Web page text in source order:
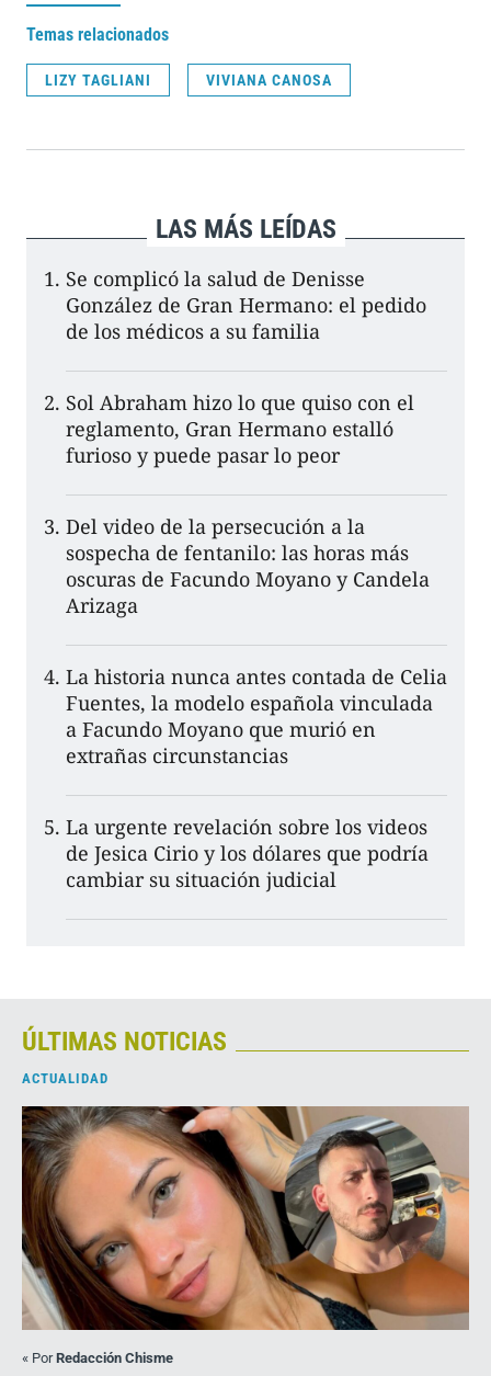
Temas relacionados
LIZY TAGLIANI VIVIANA CANOSA
LAS MÁS LEÍDAS
Se complicó la salud de Denisse
González de Gran Hermano: el pedido
de los médicos a su familia
Sol Abraham hizo lo que quiso con el
reglamento, Gran Hermano estalló
furioso y puede pasar lo peor
Del video de la persecución a la
sospecha de fentanilo: las horas más
oscuras de Facundo Moyano y Candela
Arizaga
La historia nunca antes contada de Celia
Fuentes, la modelo española vinculada
a Facundo Moyano que murió en
extrañas circunstancias
La urgente revelación sobre los videos
de Jesica Cirio y los dólares que podría
cambiar su situación judicial
ÚLTIMAS NOTICIAS
ACTUALIDAD
« PorRedacción Chisme